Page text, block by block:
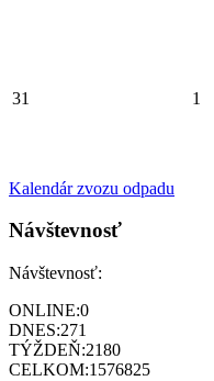
31 1
Kalendár zvozu odpadu
Návštevnosť
Návštevnosť:
ONLINE:0
DNES:271
TÝŽDEŇ:2180
CELKOM:1576825